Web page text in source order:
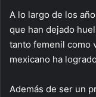
A lo largo de los
que han dejado
tanto femenil como
mexicano ha
Además de ser un